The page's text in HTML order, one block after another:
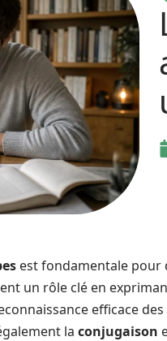
est fondamentale pour
un rôle clé en
efficace
la conjugaison